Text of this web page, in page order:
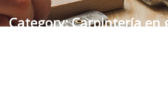
Category: Carpintería en